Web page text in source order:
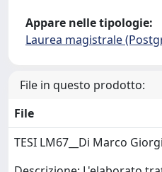
Appare nelle tipologie:
Laurea magistrale
File in questo prodotto:
File
TESI LM67__Di Marco